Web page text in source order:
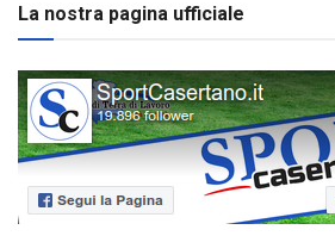
La nostra pagina ufficiale